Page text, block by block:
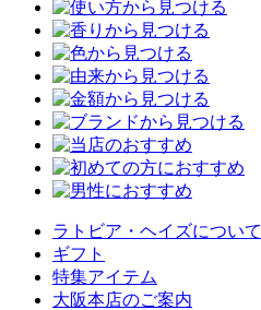
ラトビア・ヘイズについて
ギフト
特集アイテム
大阪本店のご案内